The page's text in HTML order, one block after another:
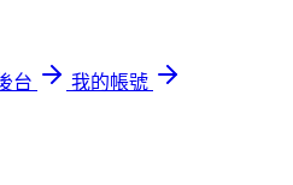
台
我的帳號